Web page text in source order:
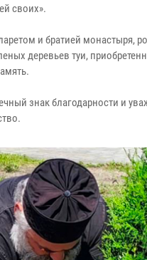
своих».
и братией монастыря,
деревьев туи,
знак благодарности и